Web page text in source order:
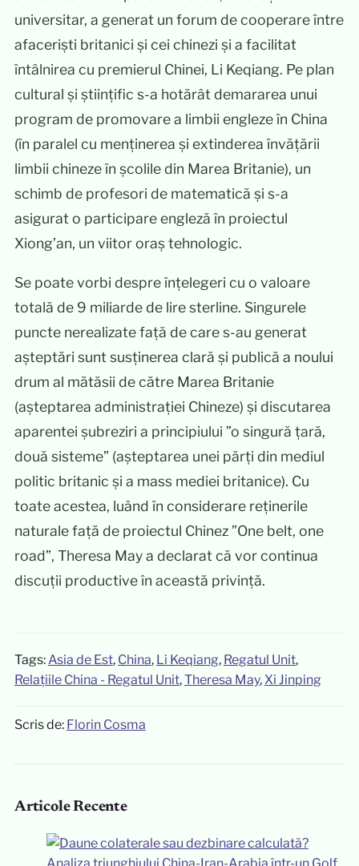
universitar, a generat un forum de cooperare între
afaceriști britanici și cei chinezi și a facilitat
întâlnirea cu premierul Chinei, Li Keqiang. Pe plan
cultural și științific s-a hotărât demararea unui
program de promovare a limbii engleze în China
(în paralel cu menținerea și extinderea învățării
limbii chineze în școlile din Marea Britanie), un
schimb de profesori de matematică și s-a
asigurat o participare engleză în proiectul
Xiong’an, un viitor oraș tehnologic.
Se poate vorbi despre înțelegeri cu o valoare
totală de 9 miliarde de lire sterline. Singurele
puncte nerealizate față de care s-au generat
așteptări sunt susținerea clară și publică a noului
drum al mătăsii de către Marea Britanie
(așteptarea administrației Chineze) și discutarea
aparentei șubreziri a principiului ”o singură țară,
două sisteme” (așteptarea unei părți din mediul
politic britanic și a mass mediei britanice). Cu
toate acestea, luând în considerare reținerile
naturale față de proiectul Chinez ”One belt, one
road”, Theresa May a declarat că vor continua
discuții productive în această privință.
Tags: Asia de Est, China, Li Keqiang, Regatul Unit,
Relațiile China - Regatul Unit,Theresa May, Xi Jinping
Scris de: Florin Cosma
Articole Recente